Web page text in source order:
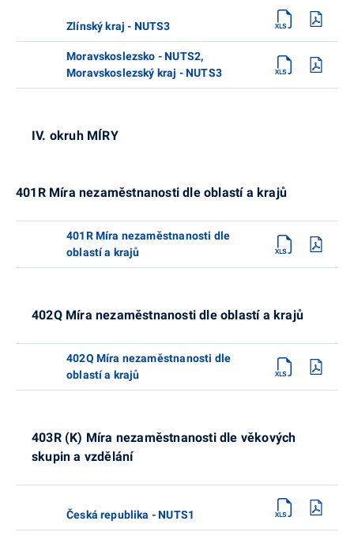
Zlínský kraj - NUTS3
Moravskoslezsko - NUTS2,
Moravskoslezský kraj - NUTS3
IV. okruh MÍRY
401R Míra nezaměstnanosti dle oblastí a krajů
401R Míra nezaměstnanosti dle
oblastí a krajů
402Q Míra nezaměstnanosti dle oblastí a krajů
402Q Míra nezaměstnanosti dle
oblastí a krajů
403R (K) Míra nezaměstnanosti dle věkových
skupin a vzdělání
Česká republika - NUTS1